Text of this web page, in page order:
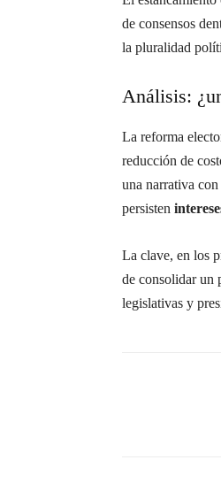
de consensos
la pluralidad
Análisis:
La reforma
reducción de
una narrativa
persisten
La clave, en los
de consolidar un
legislativas y